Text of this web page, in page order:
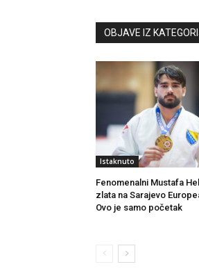
OBJAVE IZ
Istaknuto
Fenomenalni Mustafa
zlata na Sarajevo
Ovo je samo početak